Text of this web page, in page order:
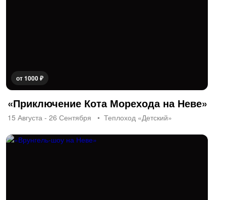
от 1000 ₽
«Приключение Кота Морехода на Неве»
15 Августа - 26 Сентября Теплоход «Детский»